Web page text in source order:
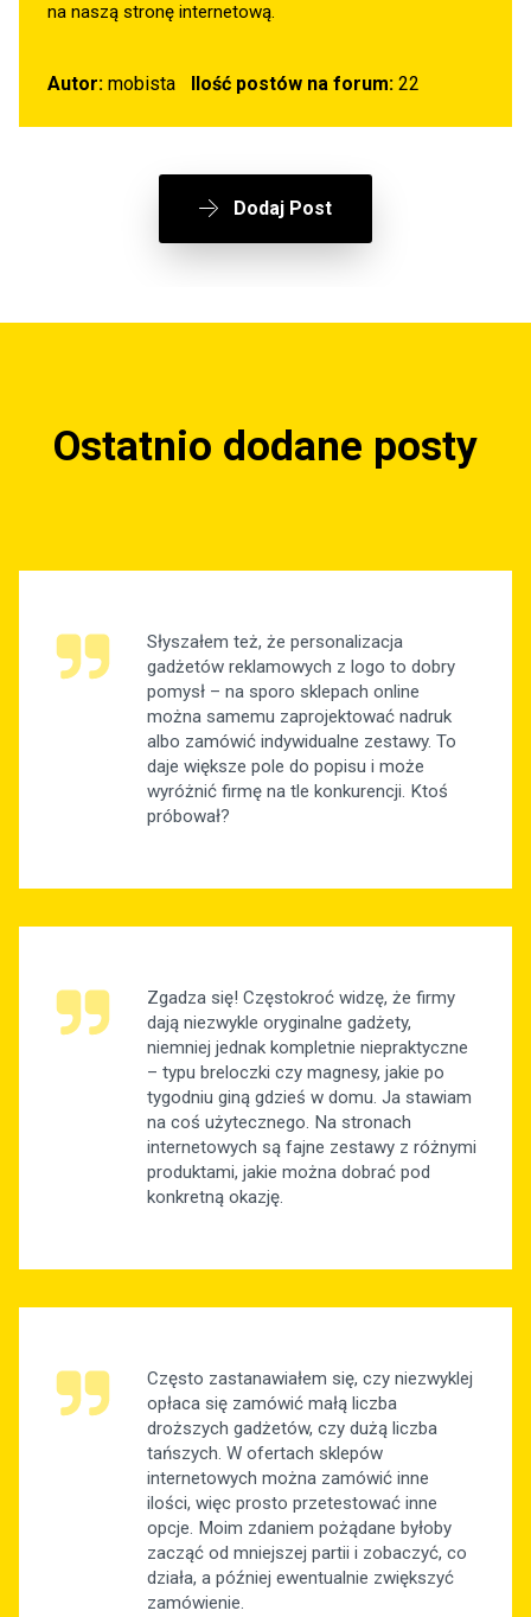
na naszą stronę internetową.
Autor: mobista Ilość postów na forum:22
Dodaj Post
Ostatnio dodane posty
Słyszałem też, że personalizacja
gadżetów reklamowych z logo to dobry
pomysł – na sporo sklepach online
można samemu zaprojektować nadruk
albo zamówić indywidualne zestawy. To
daje większe pole do popisu i może
wyróżnić firmę na tle konkurencji. Ktoś
próbował?
Zgadza się! Częstokroć widzę, że firmy
dają niezwykle oryginalne gadżety,
niemniej jednak kompletnie niepraktyczne
– typu breloczki czy magnesy, jakie po
tygodniu giną gdzieś w domu. Ja stawiam
na coś użytecznego. Na stronach
internetowych są fajne zestawy z różnymi
produktami, jakie można dobrać pod
konkretną okazję.
Często zastanawiałem się, czy niezwyklej
opłaca się zamówić małą liczba
droższych gadżetów, czy dużą liczba
tańszych. W ofertach sklepów
internetowych można zamówić inne
ilości, więc prosto przetestować inne
opcje. Moim zdaniem pożądane byłoby
zacząć od mniejszej partii i zobaczyć, co
działa, a później ewentualnie zwiększyć
zamówienie.